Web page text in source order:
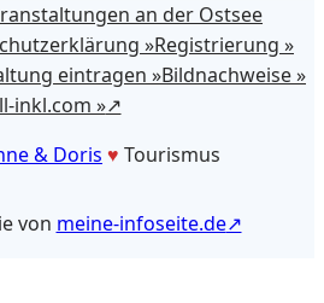
an der Ostsee
»Registrierung »
eintragen »Bildnachweise »
inkl.com »
& Doris ♥️ Tourismus
von meine-infoseite.de